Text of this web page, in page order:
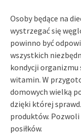
Osoby będące na
wystrzegać się
powinno być
wszystkich
kondycji organizmu
witamin. W
domowych wielką
dzięki której
produktów.
posiłków.